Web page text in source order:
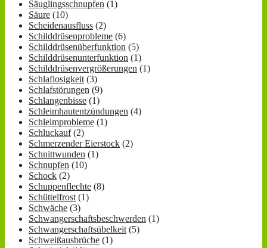
Säuglingsschnupfen (1)
Säure (10)
Scheidenausfluss (2)
Schilddrüsenprobleme (6)
Schilddrüsenüberfunktion (5)
Schilddrüsenunterfunktion (1)
Schilddrüsenvergrößerungen (1)
Schlaflosigkeit (3)
Schlafstörungen (9)
Schlangenbisse (1)
Schleimhautentzündungen (4)
Schleimprobleme (1)
Schluckauf(2)
Schmerzender Eierstock (2)
Schnittwunden (1)
Schnupfen (10)
Schock (2)
Schuppenflechte (8)
Schüttelfrost (1)
Schwäche (3)
Schwangerschaftsbeschwerden (1)
Schwangerschaftsübelkeit (5)
Schweißausbrüche (1)